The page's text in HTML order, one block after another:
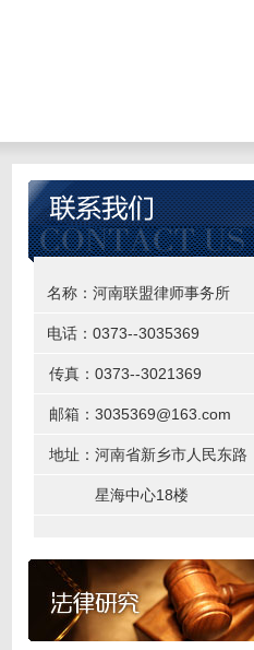
名称：河南联盟律师事务所
电话：0373--3035369
传真：0373--3021369
邮箱：3035369@163.com
地址：河南省新乡市人民东路
星海中心18楼